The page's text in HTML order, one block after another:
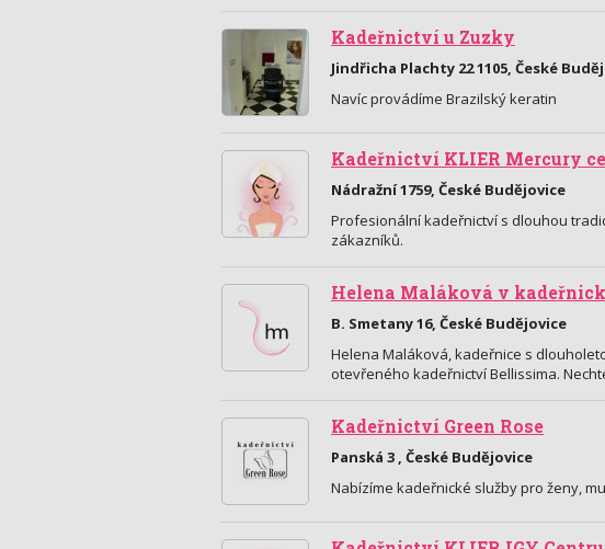
Kadeřnictví u Zuzky
Jindřicha Plachty 22 1105, České
Navíc provádíme Brazilský keratin
Kadeřnictví KLIER Mercury
Nádražní 1759, České Budějovice
Profesionální kadeřnictví s dlouhou
zákazníků.
Helena Maláková v
B. Smetany 16, České Budějovice
Helena Maláková, kadeřnice s
otevřeného kadeřnictví Bellissima.
Kadeřnictví Green Rose
Panská 3 , České Budějovice
Nabízíme kadeřnické služby pro ženy,